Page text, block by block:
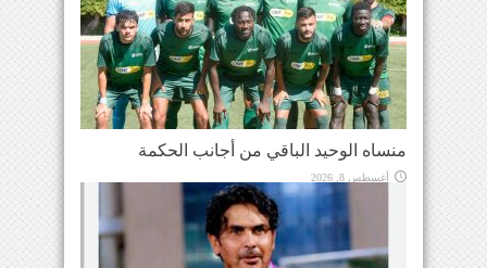
منساه الوحيد الباقي من أجانب الحكمة
أغسطس 8, 2026